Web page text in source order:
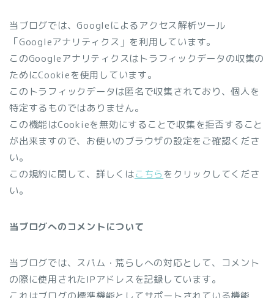
当ブログでは、Googleによるアクセス解析ツール
「Googleアナリティクス」を利用しています。
このGoogleアナリティクスはトラフィックデータの収集の
ためにCookieを使用しています。
このトラフィックデータは匿名で収集されており、個人を
特定するものではありません。
この機能はCookieを無効にすることで収集を拒否すること
が出来ますので、お使いのブラウザの設定をご確認くださ
い。
この規約に関して、詳しくはこちら をクリックしてくださ
い。
当ブログへのコメントについて
当ブログでは、スパム・荒らしへの対応として、コメント
の際に使用されたIPアドレスを記録しています。